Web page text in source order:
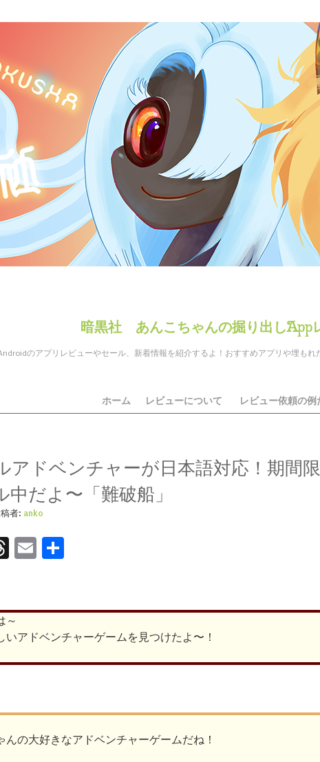
暗黒社 あんこちゃんの掘り出しApp
のアプリレビューやセール、新着情報を紹介するよ！おすすめアプリや埋も
ホーム レビューについて レビュー依頼の例
アドベンチャーが日本語対応！期間限
中だよ〜「難破船」
者: anko
Threads
Email
～
いアドベンチャーゲームを見つけたよ〜！
んの大好きなアドベンチャーゲームだね！